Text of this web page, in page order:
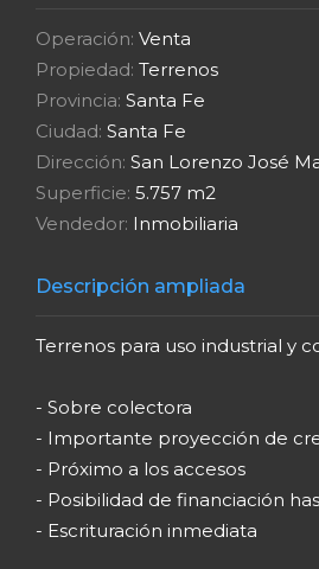
Operación: Venta
Propiedad: Terrenos
Provincia: Santa Fe
Ciudad: Santa Fe
Dirección: San Lorenzo José
Superficie: 5.757 m2
Vendedor: Inmobiliaria
Descripción ampliada
Terrenos para uso industrial y
- Sobre colectora
- Importante proyección de
- Próximo a los accesos
- Posibilidad de financiación
- Escrituración inmediata